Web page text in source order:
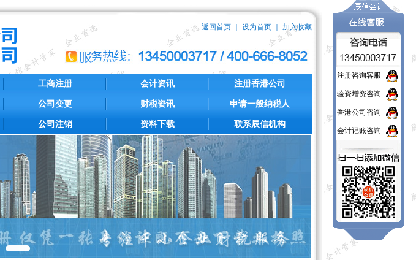
返回首页｜ 设为首页｜ 加入收藏
工商注册
公司变更
公司注销
会计资讯
财税资讯
资料下载
注册香港公司
申请一般纳税人
联系辰信机构
注册咨询客服
验资增资咨询
香港公司咨询
会计记账咨询